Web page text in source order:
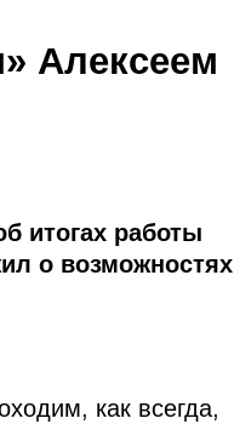
Алексеем
итогах работы
о возможностях
как всегда,